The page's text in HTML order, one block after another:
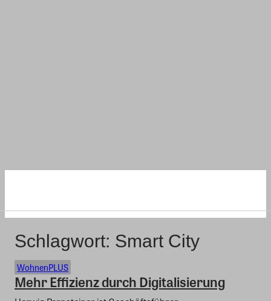
Schlagwort: Smart City
WohnenPLUS
Mehr Effizienz durch Digitalisierung